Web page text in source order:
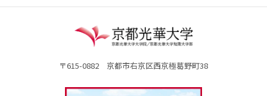
〒615-0882 京都市右京区西京極葛野町38